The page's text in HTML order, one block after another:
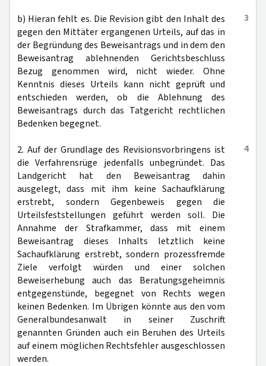
3
b) Hieran fehlt es. Die Revision gibt den Inhalt des
gegen den Mittäter ergangenen Urteils, auf das in
der Begründung des Beweisantrags und in dem den
Beweisantrag ablehnenden Gerichtsbeschluss
Bezug genommen wird, nicht wieder. Ohne
Kenntnis dieses Urteils kann nicht geprüft und
entschieden werden, ob die Ablehnung des
Beweisantrags durch das Tatgericht rechtlichen
Bedenken begegnet.
4
2. Auf der Grundlage des Revisionsvorbringens ist
die Verfahrensrüge jedenfalls unbegründet. Das
Landgericht hat den Beweisantrag dahin
ausgelegt, dass mit ihm keine Sachaufklärung
erstrebt, sondern Gegenbeweis gegen die
Urteilsfeststellungen geführt werden soll. Die
Annahme der Strafkammer, dass mit einem
Beweisantrag dieses Inhalts letztlich keine
Sachaufklärung erstrebt, sondern prozessfremde
Ziele verfolgt würden und einer solchen
Beweiserhebung auch das Beratungsgeheimnis
entgegenstünde, begegnet von Rechts wegen
keinen Bedenken. Im Übrigen könnte aus den vom
Generalbundesanwalt in seiner Zuschrift
genannten Gründen auch ein Beruhen des Urteils
auf einem möglichen Rechtsfehler ausgeschlossen
werden.